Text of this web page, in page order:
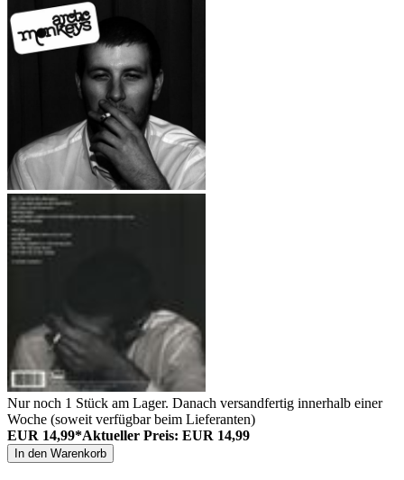
Nur noch 1 Stück am Lager. Danach versandfertig innerhalb einer
Woche (soweit verfügbar beim Lieferanten)
EUR 14,99*Aktueller Preis: EUR 14,99
In den Warenkorb